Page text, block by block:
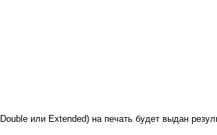
или Extended) на печать будет выдан